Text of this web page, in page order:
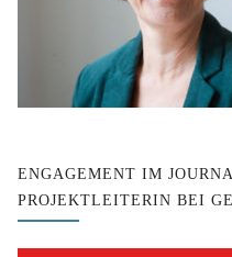
ENGAGEMENT IM
PROJEKTLEITERIN BEI